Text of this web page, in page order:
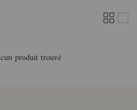
produit trouvé